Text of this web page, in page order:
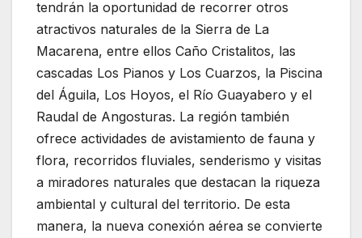
tendrán la oportunidad de recorrer otros
atractivos naturales de la Sierra de La
Macarena, entre ellos Caño Cristalitos, las
cascadas Los Pianos y Los Cuarzos, la Piscina
del Águila, Los Hoyos, el Río Guayabero y el
Raudal de Angosturas. La región también
ofrece actividades de avistamiento de fauna y
flora, recorridos fluviales, senderismo y visitas
a miradores naturales que destacan la riqueza
ambiental y cultural del territorio. De esta
manera, la nueva conexión aérea se convierte